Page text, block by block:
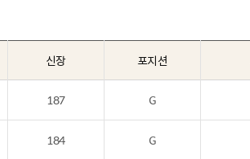
신장 포지션
187 G
184 G